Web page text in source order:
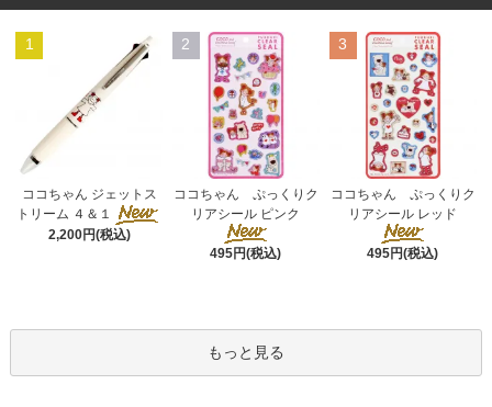
1
ココちゃん ジェットス
トリーム ４＆１
2,200円(税込)
2
ココちゃん ぷっくりク
リアシール ピンク
495円(税込)
3
ココちゃん ぷっくりク
リアシール レッド
495円(税込)
もっと見る